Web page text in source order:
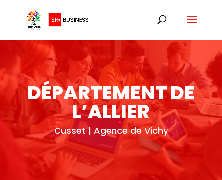
DÉPARTEMENT DE
L’ALLIER
Cusset | Agence de Vichy